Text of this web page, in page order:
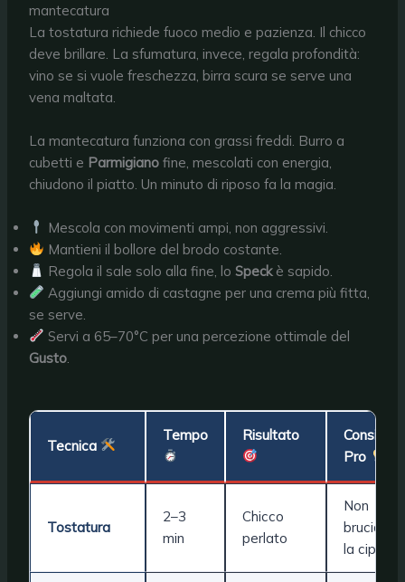
mantecatura
La tostatura richiede fuoco medio e pazienza. Il chicco
deve brillare. La sfumatura, invece, regala profondità:
vino se si vuole freschezza, birra scura se serve una
vena maltata.
La mantecatura funziona con grassi freddi. Burro a
cubetti e Parmigiano fine, mescolati con energia,
chiudono il piatto. Un minuto di riposo fa la magia.
Mescola con movimenti ampi, non aggressivi.
Mantieni il bollore del brodo costante.
Regola il sale solo alla fine, loSpeckè sapido.
Aggiungi amido di castagne per una crema più fitta,
se serve.
Servi a 65–70°C per una percezione ottimale del
Gusto
Tecnica
Tempo Risultato
Consiglio
Pro
Tostatura
2–3
min
Chicco
perlato
Non
bruciare
la cipolla